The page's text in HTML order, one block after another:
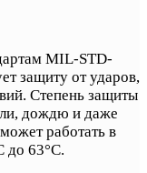
MIL-STD-
защиту от ударов,
Степень защиты
дождю и даже
работать в
до 63°C.